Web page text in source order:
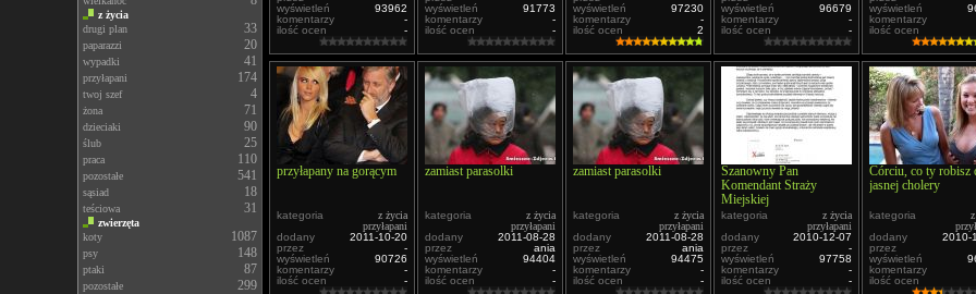
z życia
drugi plan
33
paparazzi 20
wypadki 41
przyłapani 174
twoj szef 4
żona 71
dzieciaki 90
ślub 25
praca 110
pozostałe 541
sąsiad 18
teściowa 31
zwierzęta
koty
1087
psy 148
ptaki 87
pozostałe 299
wyświetleń
93962
komentarzy
-
ilość ocen
-
wyświetleń
91773
komentarzy
-
ilość ocen
-
wyświetleń
97230
komentarzy
-
ilość ocen
2
wyświetleń
96679
komentarzy
-
ilość ocen
-
wyświetleń
komentarzy
ilość ocen
przyłapany na gorącym
kategoria
z życia
przyłapani
dodany
2011-10-20
przez
-
wyświetleń
90726
komentarzy
-
ilość ocen
-
zamiast parasolki
kategoria
z życia
przyłapani
dodany
2011-08-28
przez
ania
wyświetleń
94404
komentarzy
-
ilość ocen
-
zamiast parasolki
kategoria
z życia
przyłapani
dodany
2011-08-28
przez
ania
wyświetleń
94475
komentarzy
-
ilość ocen
-
Szanowny Pan
Komendant Straży
Miejskiej
kategoria
z życia
przyłapani
dodany
2010-12-07
przez
-
wyświetleń
97758
komentarzy
-
ilość ocen
-
Córciu, co ty robisz
jasnej cholery
kategoria
dodany
2010-
przez
wyświetleń
komentarzy
ilość ocen